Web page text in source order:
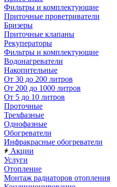
Фильтры и комплектующие
Приточные проветриватели
Бризеры
Приточные клапаны
Рекуператоры
Фильтры и комплектующие
Водонагреватели
Накопительные
От 30 до 200 литров
От 200 до 1000 литров
От 5 до 10 литров
Проточные
Трехфазные
Однофазные
Обогреватели
Инфракрасные обогреватели
Акции
Услуги
Отопление
Монтаж радиаторов отопления